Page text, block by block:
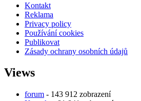
Kontakt
Reklama
Privacy policy
Používání cookies
Publikovat
Zásady ochrany osobních údajů
Views
forum - 143 912 zobrazení